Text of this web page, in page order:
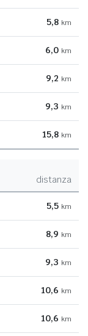
5,8 km
6,0 km
9,2 km
9,3 km
15,8 km
distanza
5,5 km
8,9 km
9,3 km
10,6 km
10,6 km